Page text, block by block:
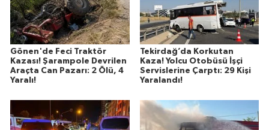
Gönen'de Feci Traktör
Kazası! Şarampole Devrilen
Araçta Can Pazarı: 2 Ölü, 4
Yaralı!
Tekirdağ’da Korkutan
Kaza! Yolcu Otobüsü İşçi
Servislerine Çarptı: 29 Kişi
Yaralandı!